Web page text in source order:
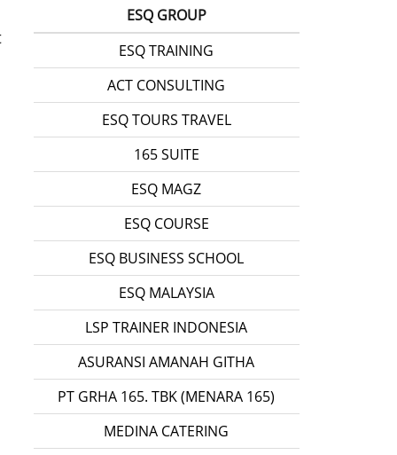
ESQ GROUP
ESQ TRAINING
ACT CONSULTING
ESQ TOURS TRAVEL
165 SUITE
ESQ MAGZ
ESQ COURSE
ESQ BUSINESS SCHOOL
ESQ MALAYSIA
LSP TRAINER INDONESIA
ASURANSI AMANAH GITHA
PT GRHA 165. TBK (MENARA 165)
MEDINA CATERING